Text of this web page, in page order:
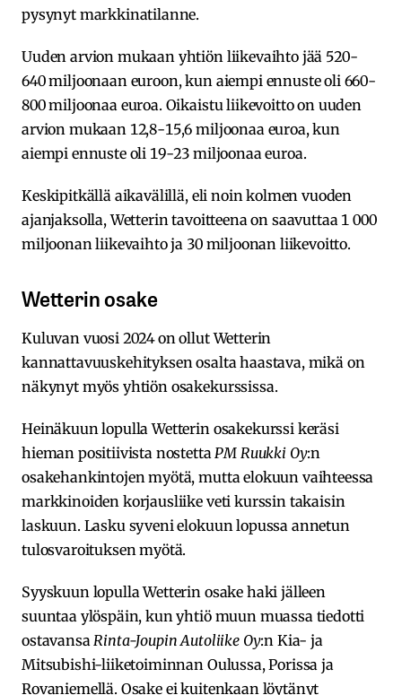
pysynyt markkinatilanne.
Uuden arvion mukaan yhtiön liikevaihto jää 520-
640 miljoonaan euroon, kun aiempi ennuste oli 660-
800 miljoonaa euroa. Oikaistu liikevoitto on uuden
arvion mukaan 12,8-15,6 miljoonaa euroa, kun
aiempi ennuste oli 19-23 miljoonaa euroa.
Keskipitkällä aikavälillä, eli noin kolmen vuoden
ajanjaksolla, Wetterin tavoitteena on saavuttaa 1 000
miljoonan liikevaihto ja 30 miljoonan liikevoitto.
Wetterin osake
Kuluvan vuosi 2024 on ollut Wetterin
kannattavuuskehityksen osalta haastava, mikä on
näkynyt myös yhtiön osakekurssissa.
Heinäkuun lopulla Wetterin osakekurssi keräsi
hieman positiivista nostetta PM Ruukki Oy:n
osakehankintojen myötä, mutta elokuun vaihteessa
markkinoiden korjausliike veti kurssin takaisin
laskuun. Lasku syveni elokuun lopussa annetun
tulosvaroituksen myötä.
Syyskuun lopulla Wetterin osake haki jälleen
suuntaa ylöspäin, kun yhtiö muun muassa tiedotti
ostavansa Rinta-Joupin Autoliike Oy:n Kia- ja
Mitsubishi-liiketoiminnan Oulussa, Porissa ja
Rovaniemellä. Osake ei kuitenkaan löytänyt